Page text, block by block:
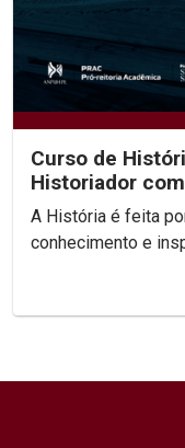
Curso de
Historiador
inaugural do
A História é feita